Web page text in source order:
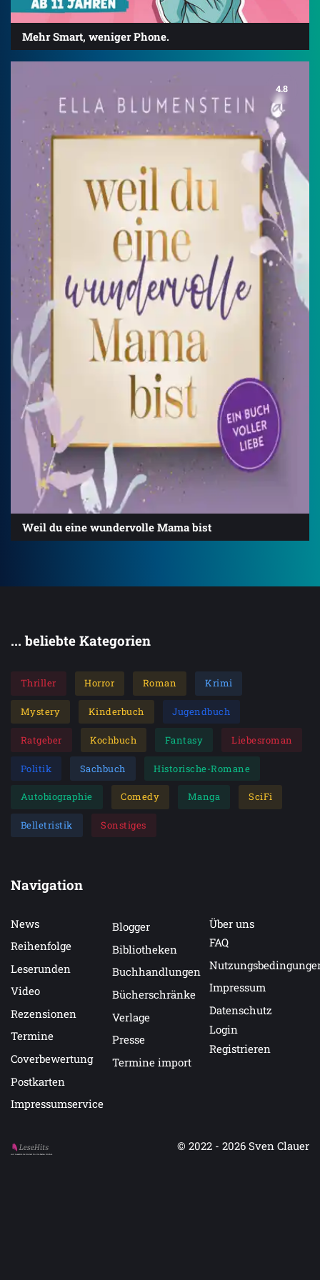
Mehr Smart, weniger Phone.
4.8
Weil du eine wundervolle Mama bist
... beliebte Kategorien
Thriller Horror Roman Krimi
Mystery Kinderbuch Jugendbuch
Ratgeber Kochbuch Fantasy Liebesroman
Politik Sachbuch Historische-Romane
Autobiographie Comedy Manga SciFi
Belletristik Sonstiges
Navigation
News
Reihenfolge
Leserunden
Video
Rezensionen
Termine
Coverbewertung
Postkarten
Impressumservice
Blogger
Bibliotheken
Buchhandlungen
Bücherschränke
Verlage
Presse
Termine import
Über uns
FAQ
Impressum
Datenschutz
Login
Registrieren
Auf LeseHits.de findest Du die besten Bücher.
© 2022 - 2026 Sven Clauer